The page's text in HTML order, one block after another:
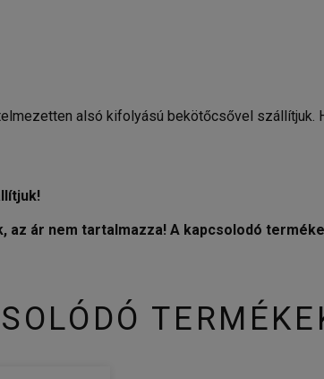
alsó kifolyású bekötőcsővel
ár nem tartalmazza! A kapcsolodó